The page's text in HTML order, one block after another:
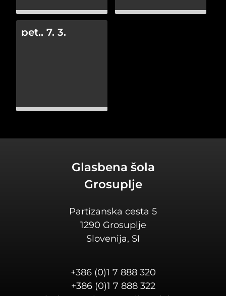
pet., 7. 3.
Glasbena šola
Grosuplje
Partizanska cesta 5
1290 Grosuplje
Slovenija, SI
+386 (0)1 7 888 320
+386 (0)1 7 888 322